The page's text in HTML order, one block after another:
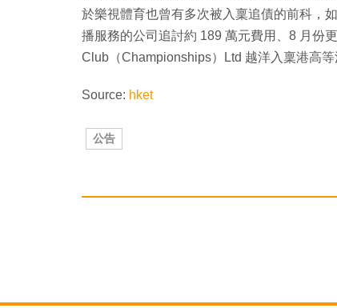
於樂視體育也曾有多次被入稟追債的前科，
播服務的公司追討約 189 萬元費用、8 月份
Club（Championships）Ltd 越洋入稟港高
Source: hket
公告